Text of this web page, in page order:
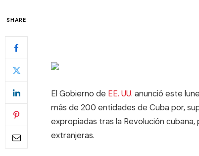
SHARE
El Gobierno de EE. UU. anunció este
más de 200 entidades de Cuba por,
expropiadas tras la Revolución
extranjeras.